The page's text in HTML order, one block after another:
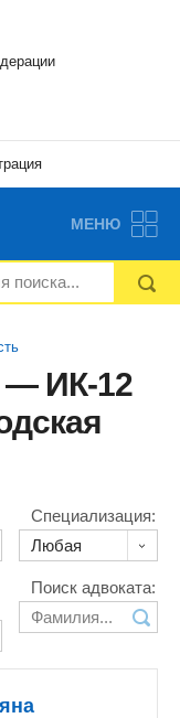
МЕНЮ
— ИК-12
Специализация:
Поиск адвоката: